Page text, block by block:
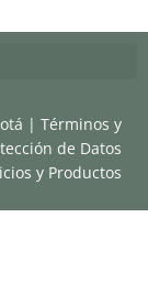
|Términos y
de Datos
y Productos